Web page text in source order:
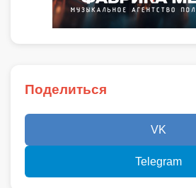
Поделиться
VK
Telegram